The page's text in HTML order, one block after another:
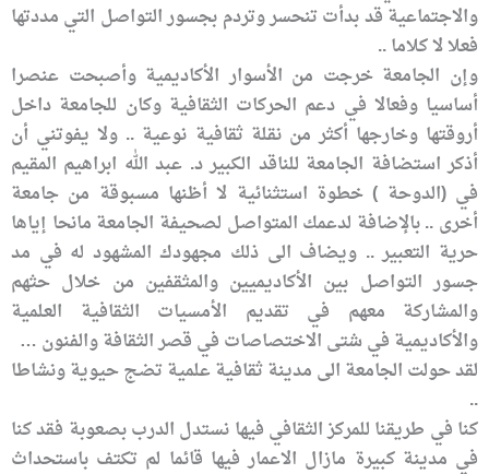
والاجتماعية قد بدأت تنحسر وتردم بجسور التواصل التي مددتها
فعلا لا كلاما ..
وإن الجامعة خرجت من الأسوار الأكاديمية وأصبحت عنصرا
أساسيا وفعالا في دعم الحركات الثقافية وكان للجامعة داخل
أروقتها وخارجها أكثر من نقلة ثقافية نوعية .. ولا يفوتني أن
أذكر استضافة الجامعة للناقد الكبير د. عبد الله ابراهيم المقيم
في (الدوحة ) خطوة استثنائية لا أظنها مسبوقة من جامعة
أخرى .. بالإضافة لدعمك المتواصل لصحيفة الجامعة مانحا إياها
حرية التعبير .. ويضاف الى ذلك مجهودك المشهود له في مد
جسور التواصل بين الأكاديميين والمثقفين من خلال حثهم
والمشاركة معهم في تقديم الأمسيات الثقافية العلمية
والأكاديمية في شتى الاختصاصات في قصر الثقافة والفنون …
لقد حولت الجامعة الى مدينة ثقافية علمية تضج حيوية ونشاطا
..
كنا في طريقنا للمركز الثقافي فيها نستدل الدرب بصعوبة فقد كنا
في مدينة كبيرة مازال الاعمار فيها قائما لم تكتف باستحداث